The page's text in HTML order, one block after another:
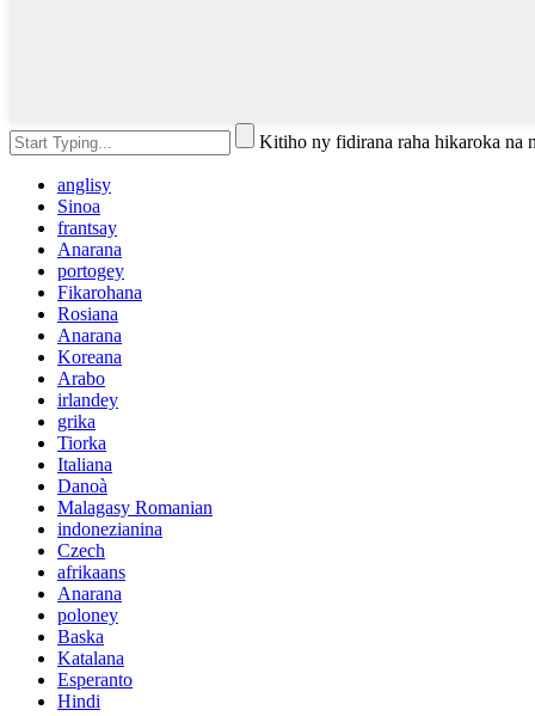
Kitiho ny fidirana raha hikaroka na
anglisy
Sinoa
frantsay
Anarana
portogey
Fikarohana
Rosiana
Anarana
Koreana
Arabo
irlandey
grika
Tiorka
Italiana
Danoà
Malagasy Romanian
indonezianina
Czech
afrikaans
Anarana
poloney
Baska
Katalana
Esperanto
Hindi